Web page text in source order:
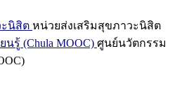
ะนิสิต หน่วยส่งเสริมสุขภาวะนิสิต
รู้ (Chula MOOC) ศูนย์นวัตกรรม